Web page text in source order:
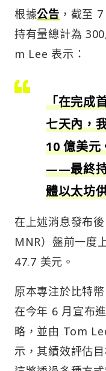
根據公告，截至
持有量總計為
m Lee 表示：
「在完成
七天內，
10 億美元
——最終
體以太坊
在上述消息發布
MNR）盤前一度
47.7 美元。
原本專注於比特
在今年 6 月宣布
略，並由 Tom
示，其績效評估